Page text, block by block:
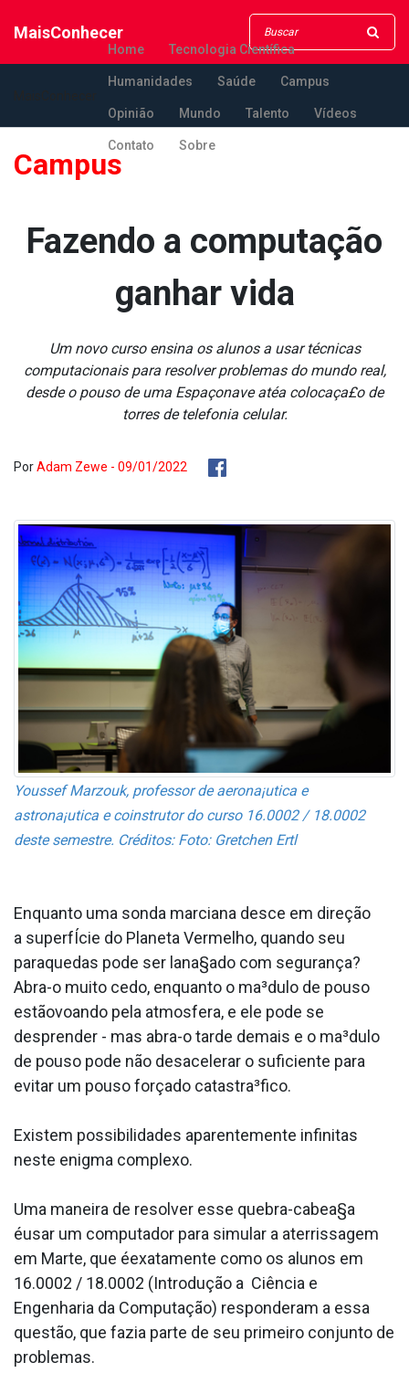
MaisConhecer
Home Tecnologia Científica
Humanidades Saúde Campus
Opinião Mundo Talento Vídeos
Contato Sobre
Campus
Fazendo a computação
ganhar vida
Um novo curso ensina os alunos a usar técnicas
computacionais para resolver problemas do mundo real,
desde o pouso de uma Espaçonave atéa colocaça£o de
torres de telefonia celular.
PorAdam Zewe - 09/01/2022
Youssef Marzouk, professor de aerona¡utica e
astrona¡utica e coinstrutor do curso 16.0002 / 18.0002
deste semestre. Créditos: Foto: Gretchen Ertl
Enquanto uma sonda marciana desce em direção
a superfÍcie do Planeta Vermelho, quando seu
paraquedas pode ser lana§ado com segurança?
Abra-o muito cedo, enquanto o ma³dulo de pouso
estãovoando pela atmosfera, e ele pode se
desprender - mas abra-o tarde demais e o ma³dulo
de pouso pode não desacelerar o suficiente para
evitar um pouso forçado catastra³fico.
Existem possibilidades aparentemente infinitas
neste enigma complexo.
Uma maneira de resolver esse quebra-cabea§a
éusar um computador para simular a aterrissagem
em Marte, que éexatamente como os alunos em
16.0002 / 18.0002 (Introdução a Ciência e
Engenharia da Computação) responderam a essa
questão, que fazia parte de seu primeiro conjunto de
problemas.